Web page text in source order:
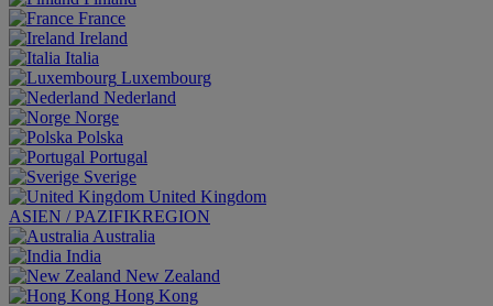
France
Ireland
Italia
Luxembourg
Nederland
Norge
Polska
Portugal
Sverige
United Kingdom
ASIEN / PAZIFIKREGION
Australia
India
New Zealand
Hong Kong